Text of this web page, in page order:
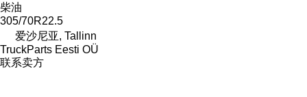
柴油
305/70R22.5
爱沙尼亚, Tallinn
TruckParts Eesti OÜ
联系卖方